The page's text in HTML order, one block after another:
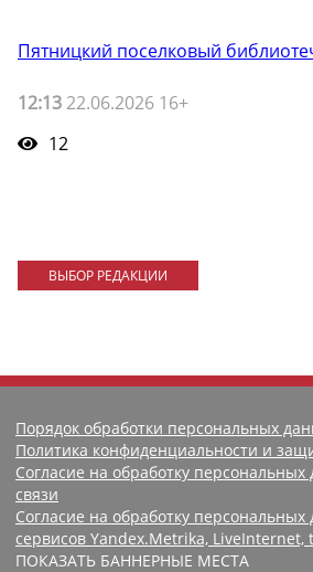
Пятницкий поселковый
12:13 22.06.2026 16+
12
ВЫБОР РЕДАКЦИИ
Порядок обработки персональных
Политика конфиденциальности и
Согласие на обработку
связи
Согласие на обработку
сервисов Yandex.Metrika, LiveInternet,
ПОКАЗАТЬ БАННЕРНЫЕ МЕСТА